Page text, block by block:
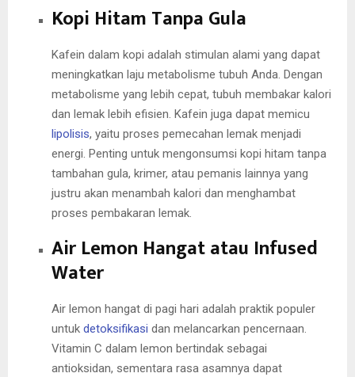
Kopi Hitam Tanpa Gula
Kafein dalam kopi adalah stimulan alami yang dapat
meningkatkan laju metabolisme tubuh Anda. Dengan
metabolisme yang lebih cepat, tubuh membakar kalori
dan lemak lebih efisien. Kafein juga dapat memicu
lipolisis, yaitu proses pemecahan lemak menjadi
energi. Penting untuk mengonsumsi kopi hitam tanpa
tambahan gula, krimer, atau pemanis lainnya yang
justru akan menambah kalori dan menghambat
proses pembakaran lemak.
Air Lemon Hangat atau Infused
Water
Air lemon hangat di pagi hari adalah praktik populer
untuk detoksifikasi dan melancarkan pencernaan.
Vitamin C dalam lemon bertindak sebagai
antioksidan, sementara rasa asamnya dapat